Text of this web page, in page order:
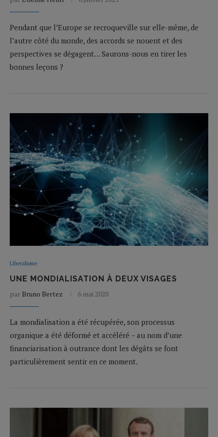
Pendant que l’Europe se recroqueville sur elle-même, de
l’autre côté du monde, des accords se nouent et des
perspectives se dégagent… Saurons-nous en tirer les
bonnes leçons ?
Liberalisme
UNE MONDIALISATION À DEUX VISAGES
par Bruno Bertez 6 mai 2020
La mondialisation a été récupérée, son processus
organique a été déformé et accéléré – au nom d’une
financiarisation à outrance dont les dégâts se font
particulièrement sentir en ce moment.